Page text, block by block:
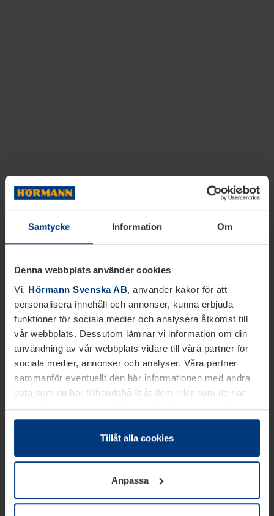
Samtycke Information Om
Denna webbplats använder cookies
Vi, Hörmann Svenska AB, använder kakor för att
personalisera innehåll och annonser, kunna erbjuda
funktioner för sociala medier och analysera åtkomst till
vår webbplats. Dessutom lämnar vi information om din
användning av vår webbplats vidare till våra partner för
sociala medier, annonser och analyser. Våra partner
sammanför eventuellt den här informationen med andra
data som du har tillhandahållit åt dem eller som de har
samlat in inom ramen för din användning av tjänsterna.
Juridiskt kan vi lagra kakor på din enhet, om de är
absolut nödvändiga för driften av den här webbplatsen.
godkännande kan du när som helst ändra eller återkalla i
informationen om kakor underDataskyddsförklaring
vår webbplats.
Tillåt alla cookies
Anpassa